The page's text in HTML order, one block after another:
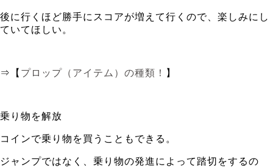
後に行くほど勝手にスコアが増えて行くので、楽しみにし
ていてほしい。
⇒【 プロップ（アイテム）の種類！ 】
乗り物を解放
コインで乗り物を買うこともできる。
ジャンプではなく、乗り物の発進によって踏切をするの